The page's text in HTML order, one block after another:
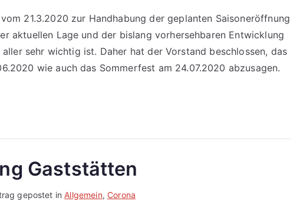
21.3.2020 zur Handhabung der geplanten Saisoneröffnung
aktuellen Lage und der bislang vorhersehbaren Entwicklung
sehr wichtig ist. Daher hat der Vorstand beschlossen, das
wie auch das Sommerfest am 24.07.2020 abzusagen.
Gaststätten
gepostet inAllgemein, Corona